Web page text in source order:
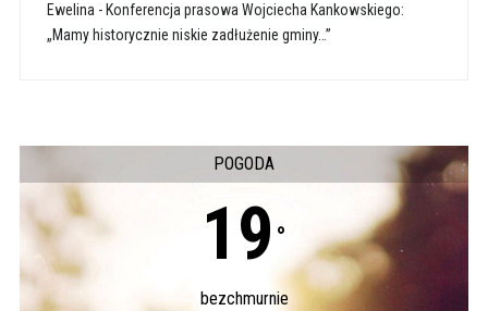
Ewelina- Konferencja prasowa Wojciecha Kankowskiego:
„Mamy historycznie niskie zadłużenie gminy…”
POGODA
19 °
bezchmurnie